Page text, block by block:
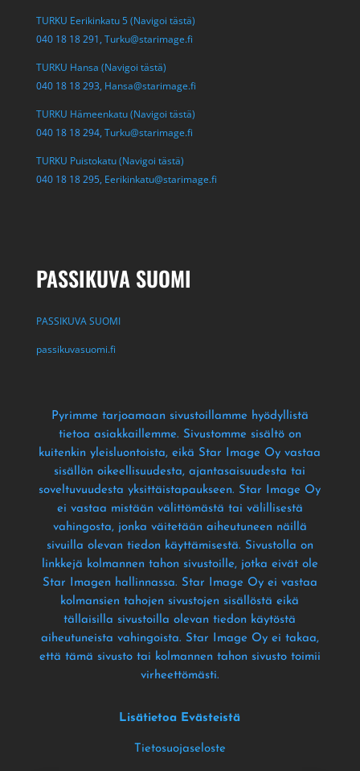
TURKU Eerikinkatu 5 (Navigoi tästä)
040 18 18 291, Turku@starimage.fi
TURKU Hansa (Navigoi tästä)
040 18 18 293, Hansa@starimage.fi
TURKU Hämeenkatu (Navigoi tästä)
040 18 18 294, Turku@starimage.fi
TURKU Puistokatu (Navigoi tästä)
040 18 18 295, Eerikinkatu@starimage.fi
PASSIKUVA SUOMI
PASSIKUVA SUOMI
passikuvasuomi.fi
Pyrimme tarjoamaan sivustoillamme hyödyllistä
tietoa asiakkaillemme. Sivustomme sisältö on
kuitenkin yleisluontoista, eikä Star Image Oy vastaa
sisällön oikeellisuudesta, ajantasaisuudesta tai
soveltuvuudesta yksittäistapaukseen. Star Image Oy
ei vastaa mistään välittömästä tai välillisestä
vahingosta, jonka väitetään aiheutuneen näillä
sivuilla olevan tiedon käyttämisestä. Sivustolla on
linkkejä kolmannen tahon sivustoille, jotka eivät ole
Star Imagen hallinnassa. Star Image Oy ei vastaa
kolmansien tahojen sivustojen sisällöstä eikä
tällaisilla sivustoilla olevan tiedon käytöstä
aiheutuneista vahingoista. Star Image Oy ei takaa,
että tämä sivusto tai kolmannen tahon sivusto toimii
virheettömästi.
Lisätietoa Evästeistä
Tietosuojaseloste